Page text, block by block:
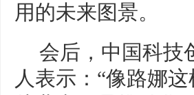
用的未来图景。
会后，中国科技
人表示：“像路娜